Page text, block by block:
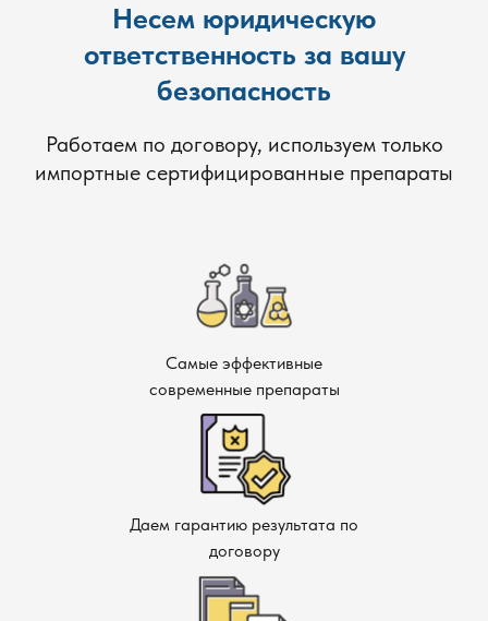
Несем юридическую
ответственность за вашу
безопасность
Работаем по договору, используем только
импортные сертифицированные препараты
Самые эффективные
современные препараты
Даем гарантию результата по
договору